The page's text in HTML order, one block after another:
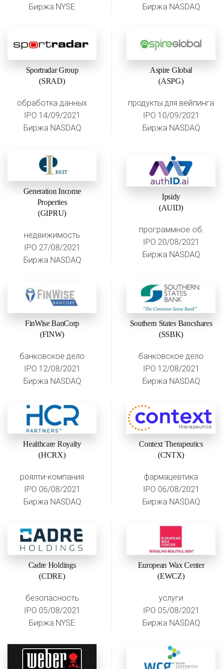
Биржа NYSE
Биржа NASDAQ
Sportradar Group
(SRAD)
обработка данных
IPO 14/09/2021
Биржа NASDAQ
Aspire Global
(ASPG)
продукты для вейпинга
IPO 10/09/2021
Биржа NASDAQ
Generation Income
Properties
(GIPRU)
недвижимость
IPO 27/08/2021
Биржа NASDAQ
Ipsidy
(AUID)
программное об.
IPO 20/08/2021
Биржа NASDAQ
FinWise BanCorp
(FINW)
банковское дело
IPO 12/08/2021
Биржа NASDAQ
Southern States Bancshares
(SSBK)
банковское дело
IPO 12/08/2021
Биржа NASDAQ
Healthcare Royalty
(HCRX)
роялти-компания
IPO 06/08/2021
Биржа NASDAQ
Context Therapeutics
(CNTX)
фармацевтика
IPO 06/08/2021
Биржа NASDAQ
Cadre Holdings
(CDRE)
безопасность
IPO 05/08/2021
Биржа NYSE
European Wax Center
(EWCZ)
услуги
IPO 05/08/2021
Биржа NASDAQ